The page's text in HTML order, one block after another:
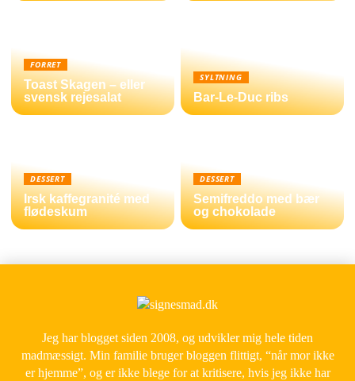
FORRET
Toast Skagen – eller
svensk rejesalat
SYLTNING
Bar-Le-Duc ribs
DESSERT
Irsk kaffegranité med
flødeskum
DESSERT
Semifreddo med bær
og chokolade
Jeg har blogget siden 2008, og udvikler mig hele tiden
madmæssigt. Min familie bruger bloggen flittigt, “når mor ikke
er hjemme”, og er ikke blege for at kritisere, hvis jeg ikke har